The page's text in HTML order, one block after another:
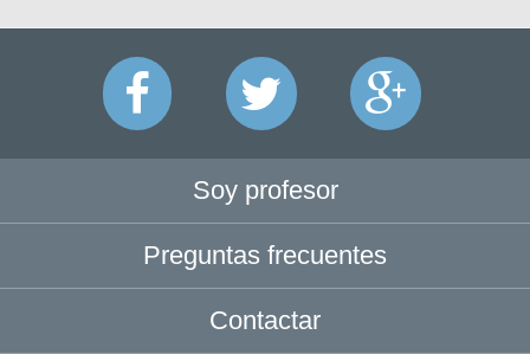
Soy profesor
Preguntas frecuentes
Contactar